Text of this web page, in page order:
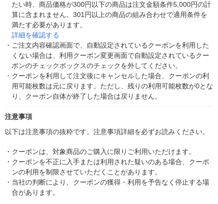
たい時、商品価格が300円以下の商品は注文金額条件5,000円の計
算に含まれません。301円以上の商品の組み合わせで適用条件を
満たす必要があります。
詳細を確認する
・ ご注文内容確認画面で、自動設定されているクーポンを利用した
くない場合は、利用クーポン変更画面で自動設定されているクー
ポンのチェックボックスのチェックを外してください。
・ クーポンを利用して注文後にキャンセルした場合、クーポンの利
用可能枚数は元に戻ります。ただし、残りの利用可能枚数が0とな
り、クーポン自体が終了した場合は戻りません。
注意事項
以下は注意事項の抜粋です。注意事項詳細を必ずお読みください。
・ クーポンは、対象商品のご購入に限りご利用いただけます。
・ クーポンを不正に入手または利用された疑いのある場合、クーポ
ンの利用を制限させていただくことがあります。
・ 当社の判断により、クーポンの獲得・利用を予告なく停止する場
合があります。